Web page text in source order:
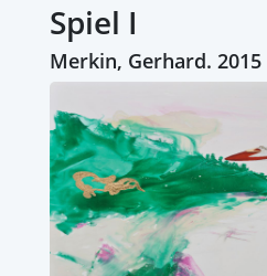
Spiel I
Merkin, Gerhard. 2015